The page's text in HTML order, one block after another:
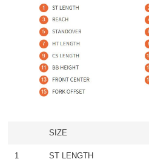
SIZE
1 ST LENGTH